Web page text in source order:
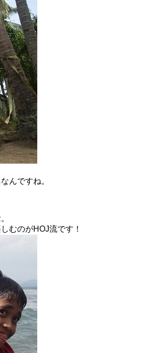
んですね。
むのがHOJ流です！